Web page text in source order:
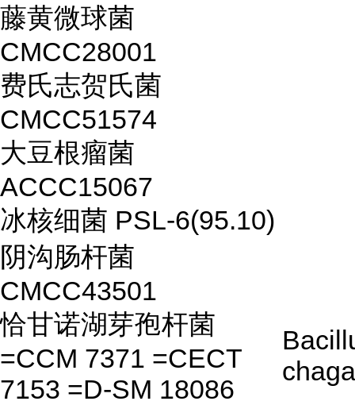
藤黄微球菌
CMCC28001
费氏志贺氏菌
CMCC51574
大豆根瘤菌
ACCC15067
冰核细菌 PSL-6(95.10)
阴沟肠杆菌
CMCC43501
恰甘诺湖芽孢杆菌
=CCM 7371 =CECT
7153 =D-SM 18086